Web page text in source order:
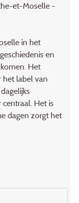
et-Moselle -
in het
en
Het
het label van
Het is
dagen zorgt het